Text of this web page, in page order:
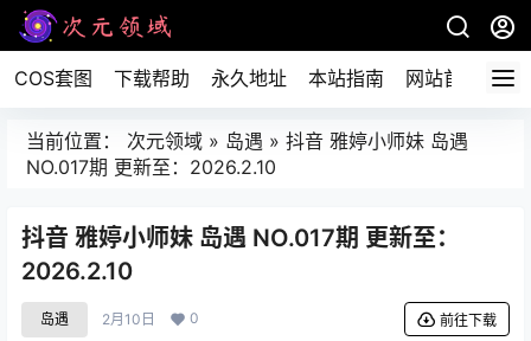
COS套图 下载帮助 永久地址 本站指南 网站首页
当前位置： 次元领域 » 岛遇 » 抖音 雅婷小师妹 岛遇
NO.017期 更新至：2026.2.10
抖音 雅婷小师妹 岛遇 NO.017期 更新至：
2026.2.10
岛遇 2月10日 0 前往下载